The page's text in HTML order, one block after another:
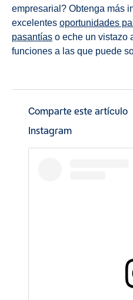
empresarial? Obtenga más
excelentes oportunidades
pasantías o eche un vistazo
funciones a las que puede
Comparte este artículo
Instagram